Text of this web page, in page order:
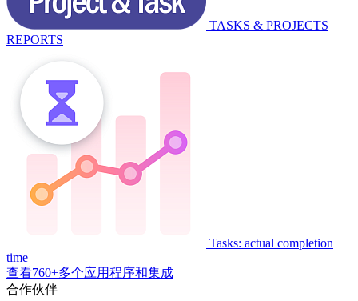
TASKS & PROJECTS
REPORTS
Tasks: actual completion
time
查看760+多个应用程序和集成
合作伙伴